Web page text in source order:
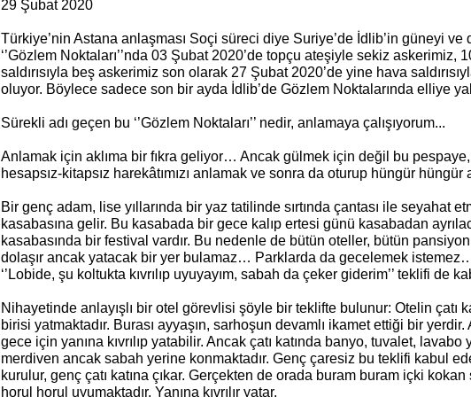
29 Şubat 2020
Türkiye’nin Astana anlaşması Soçi süreci diye Suriye’de İdlib’in güneyi
‘’Gözlem Noktaları’’nda 03 Şubat 2020’de topçu ateşiyle sekiz askerimiz,
saldırısıyla beş askerimiz son olarak 27 Şubat 2020’de yine hava
oluyor. Böylece sadece son bir ayda İdlib’de Gözlem Noktalarında elliye
Sürekli adı geçen bu ‘’Gözlem Noktaları’’ nedir, anlamaya çalışıyorum...
Anlamak için aklıma bir fıkra geliyor… Ancak gülmek için değil bu
hesapsız-kitapsız harekâtımızı anlamak ve sonra da oturup hüngür
Bir genç adam, lise yıllarında bir yaz tatilinde sırtında çantası ile seyahat
kasabasına gelir. Bu kasabada bir gece kalıp ertesi günü kasabadan
kasabasında bir festival vardır. Bu nedenle de bütün oteller, bütün
dolaşır ancak yatacak bir yer bulamaz… Parklarda da gecelemek
‘’Lobide, şu koltukta kıvrılıp uyuyayım, sabah da çeker giderim’’ teklifi de
Nihayetinde anlayışlı bir otel görevlisi şöyle bir teklifte bulunur: Otelin çatı
birisi yatmaktadır. Burası ayyaşın, sarhoşun devamlı ikamet ettiği bir
gece için yanına kıvrılıp yatabilir. Ancak çatı katında banyo, tuvalet, lavabo
merdiven ancak sabah yerine konmaktadır. Genç çaresiz bu teklifi kabul
kurulur, genç çatı katına çıkar. Gerçekten de orada buram buram içki
horul horul uyumaktadır. Yanına kıvrılır yatar.